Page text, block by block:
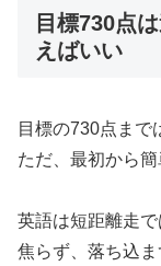
目標730点
えばいい
目標の730点まで
ただ、最初から
英語は短距離走で
焦らず、落ち込